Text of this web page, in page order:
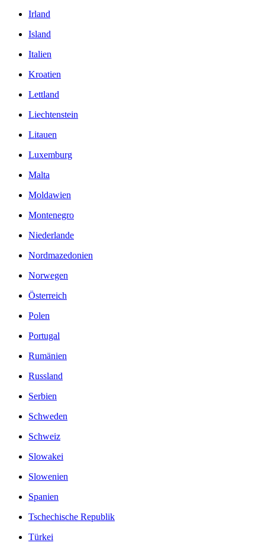
Irland
Island
Italien
Kroatien
Lettland
Liechtenstein
Litauen
Luxemburg
Malta
Moldawien
Montenegro
Niederlande
Nordmazedonien
Norwegen
Österreich
Polen
Portugal
Rumänien
Russland
Serbien
Schweden
Schweiz
Slowakei
Slowenien
Spanien
Tschechische Republik
Türkei